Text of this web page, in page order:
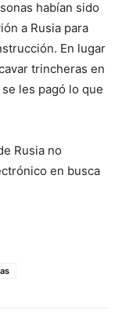
habían sido
a Rusia para
En lugar
trincheras en
les pagó lo que
Rusia no
en busca